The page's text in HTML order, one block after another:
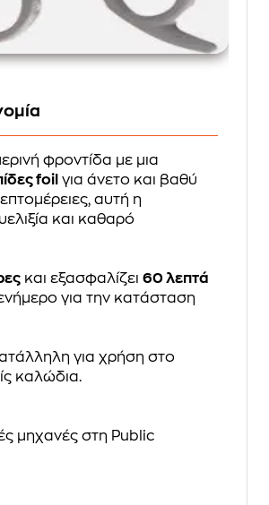
φροντίδα με μια
foil για άνετο και βαθύ
αυτή η
και καθαρό
και εξασφαλίζει60 λεπτά
για την κατάσταση
για χρήση στο
καλώδια.
μηχανές στη Public